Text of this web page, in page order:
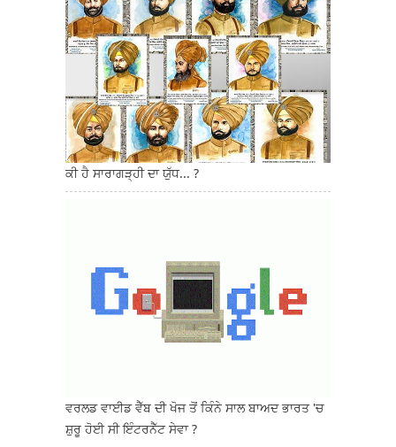
ਕੀ ਹੈ ਸਾਰਾਗੜ੍ਹੀ ਦਾ ਯੁੱਧ... ?
ਵਰਲਡ ਵਾਈਡ ਵੈੱਬ ਦੀ ਖੋਜ ਤੋਂ ਕਿੰਨੇ ਸਾਲ ਬਾਅਦ ਭਾਰਤ 'ਚ
ਸ਼ੁਰੂ ਹੋਈ ਸੀ ਇੰਟਰਨੈੱਟ ਸੇਵਾ ?